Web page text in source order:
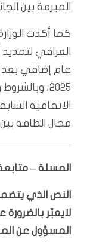
المبرمة بين
كما أكدت
العراقي
2025،
الاتفاقية
مجال الطاقة بين
المسلة –
النص الذي
لايعبّر
المسؤول عن